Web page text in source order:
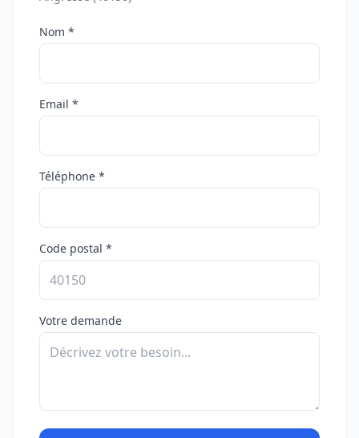
Nom *
Email *
Téléphone *
Code postal *
Votre demande